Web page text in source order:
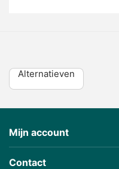
Alternatieven
Mijn account
Contact